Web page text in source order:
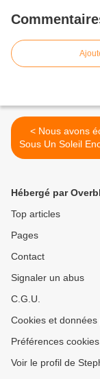
< Nous avons écouté «
Sous Un Soleil
Bernard
Hébergé par
Top articles
Pages
Contact
Signaler un abus
C.G.U.
Cookies et
Préférences cookies
Voir le profil de